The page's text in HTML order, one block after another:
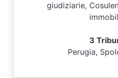
giudiziarie,
3
Perugia,